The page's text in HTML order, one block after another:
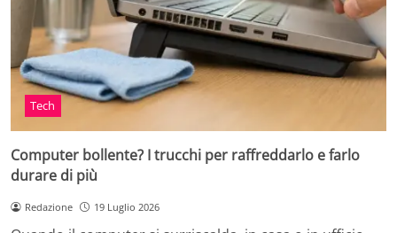
Tech
Computer bollente? I trucchi per raffreddarlo e farlo
durare di più
Redazione 19 Luglio 2026